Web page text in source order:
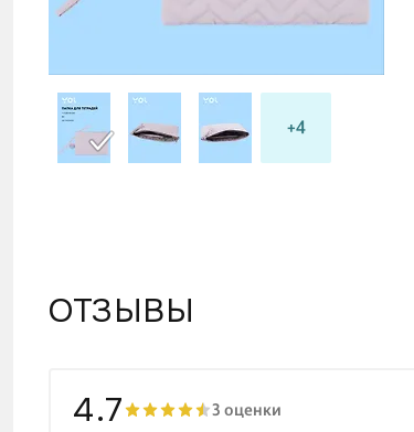
+4
ОТЗЫВЫ
4.7 3 оценки